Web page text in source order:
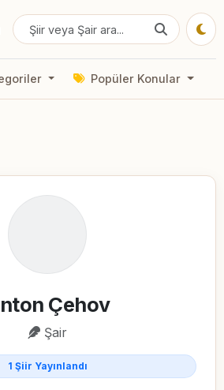
Popüler Konular
Çehov
Şair
1 Şiir Yayınlandı